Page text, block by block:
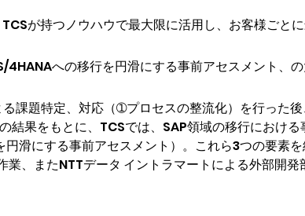
が持つノウハウで最大限に活用し、お客様ごと
への移行を円滑にする事前アセスメント、の
課題特定、対応（➀プロセスの整流化）を行った
果をもとに、TCSでは、SAP領域の移行における
滑にする事前アセスメント）。これら3つの要素
、またNTTデータ イントラマートによる外部開発